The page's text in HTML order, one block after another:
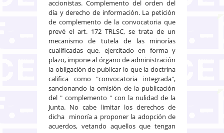
accionistas. Complemento del orden del
día y derecho de información. La petición
de complemento de la convocatoria que
prevé el art. 172 TRLSC, se trata de un
mecanismo de tutela de las minorías
cualificadas que, ejercitado en forma y
plazo, impone al órgano de administración
la obligación de publicar lo que la doctrina
califica como "convocatoria integrada",
sancionando la omisión de la publicación
del " complemento " con la nulidad de la
Junta. No cabe limitar los derechos de
dicha minoría a proponer la adopción de
acuerdos, vetando aquellos que tengan